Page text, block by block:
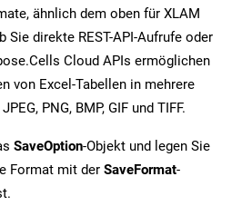
ähnlich dem oben für XLAM
Sie direkte REST-API-Aufrufe oder
Cloud APIs ermöglichen
von Excel-Tabellen in mehrere
PNG, BMP, GIF und TIFF.
SaveOption-Objekt und legen Sie
Format mit der SaveFormat-